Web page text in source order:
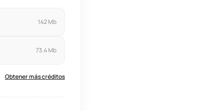
142 Mb
73.4 Mb
Obtener más créditos